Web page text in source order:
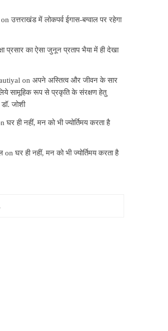
onउत्तराखंड में लोकपर्व ईगास-बग्वाल पर रहेगा
प्रसार का ऐसा जुनून प्रताप भैया में ही देखा
onअपने अस्तित्व और जीवन के सार
सामूहिक रूप से प्रकृति के संरक्षण हेतु
जोशी
घर ही नहीं, मन को भी ज्योर्तिमय करता है
onघर ही नहीं, मन को भी ज्योर्तिमय करता है